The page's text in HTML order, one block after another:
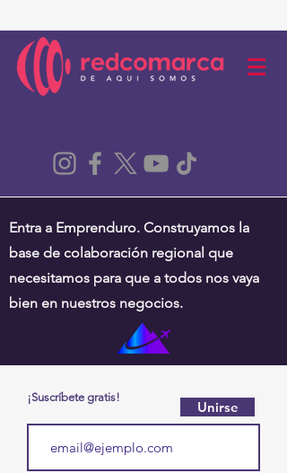
Entra a Emprenduro. Construyamos la
base de colaboración regional que
necesitamos para que a todos nos vaya
bien en nuestros negocios.
¡Suscríbete gratis!
Unirse